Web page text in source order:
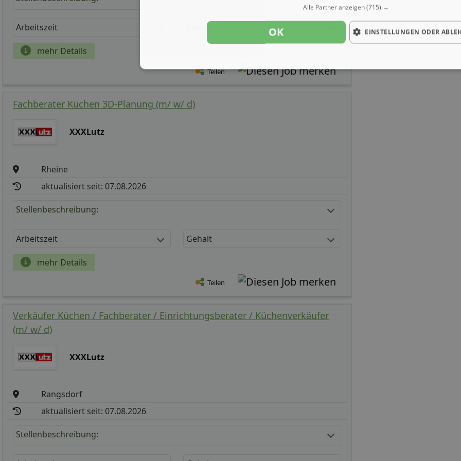
Arbeitszeit Gehalt
mehr Details
Teilen
Fachberater Küchen 3D-Planung (m/ w/ d)
XXXLutz
Rheine
aktualisiert seit: 07.08.2026
Stellenbeschreibung:
Arbeitszeit Gehalt
mehr Details
Teilen
Verkäufer Küchen / Fachberater / Einrichtungsberater / Küchenverkäufer
(m/ w/ d)
XXXLutz
Rangsdorf
aktualisiert seit: 07.08.2026
Stellenbeschreibung:
Alle Partner anzeigen(715) →
OK EINSTELLUNGEN ODER